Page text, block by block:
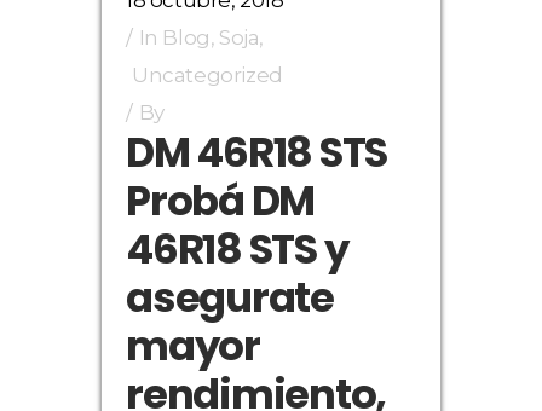
In Blog, Soja,
Uncategorized
By
DM 46R18 STS
Probá DM
46R18 STS y
asegurate
mayor
rendimiento,